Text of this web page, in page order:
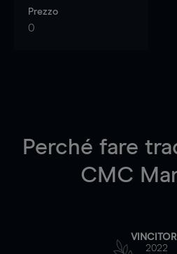
Prezzo
0
Perché fare
CMC
2022